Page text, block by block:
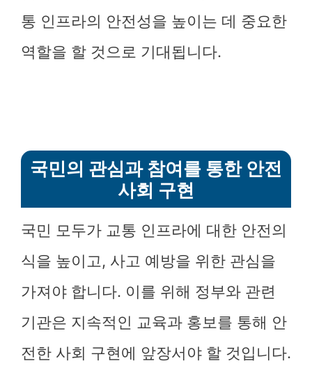
통 인프라의 안전성을 높이는 데 중요한
역할을 할 것으로 기대됩니다.
국민의 관심과 참여를 통한 안전
사회 구현
국민 모두가 교통 인프라에 대한 안전의
식을 높이고, 사고 예방을 위한 관심을
가져야 합니다. 이를 위해 정부와 관련
기관은 지속적인 교육과 홍보를 통해 안
전한 사회 구현에 앞장서야 할 것입니다.